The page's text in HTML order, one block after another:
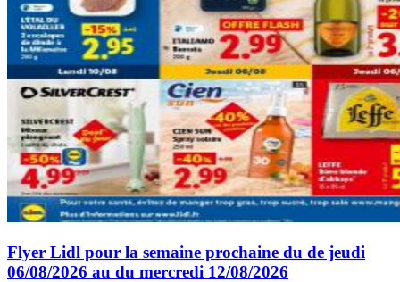
Flyer Lidl pour la semaine prochaine du de jeudi
06/08/2026 au du mercredi 12/08/2026